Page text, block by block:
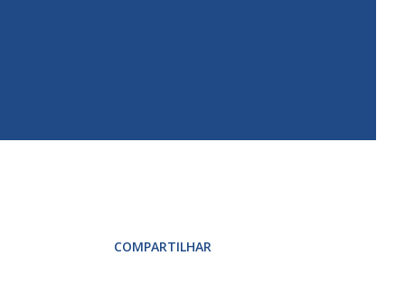
COMPARTILHAR